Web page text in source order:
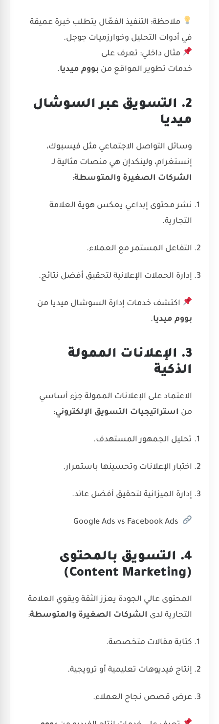
ملاحظة: التنفيذ الفعّال يتطلب خبرة عميقة
في أدوات التحليل وخوارزميات جوجل.
مثال داخلي: تعرف على
خدمات تطوير المواقع من بووم ميديا.
2. التسويق عبر السوشال
ميديا
وسائل التواصل الاجتماعي مثل فيسبوك،
إنستغرام، ولينكدإن هي منصات مثالية لـ
الشركات الصغيرة والمتوسطة:
نشر محتوى إبداعي يعكس هوية العلامة
التجارية.
التفاعل المستمر مع العملاء.
إدارة الحملات الإعلانية لتحقيق أفضل نتائج.
اكتشفخدمات إدارة السوشال ميديا من
بووم ميديا.
3. الإعلانات الممولة
الذكية
الاعتماد على الإعلانات الممولة جزء أساسي
من استراتيجيات التسويق الإلكتروني:
تحليل الجمهور المستهدف.
اختبار الإعلانات وتحسينها باستمرار.
إدارة الميزانية لتحقيق أفضل عائد.
Google Ads vs Facebook Ads
4. التسويق بالمحتوى
(Content Marketing)
المحتوى عالي الجودة يعزز الثقة ويقوي العلامة
التجارية لدى الشركات الصغيرة والمتوسطة:
كتابة مقالات متخصصة.
إنتاج فيديوهات تعليمية أو ترويجية.
عرض قصص نجاح العملاء.